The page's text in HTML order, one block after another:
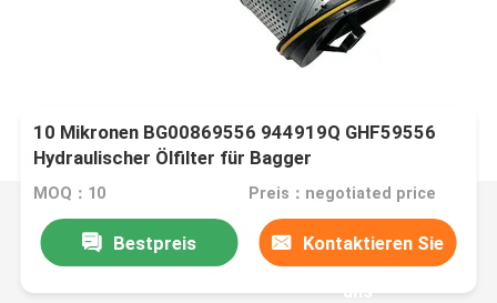
10 Mikronen BG00869556 944919Q GHF59556
Hydraulischer Ölfilter für Bagger
MOQ：10 Preis：negotiated price
Bestpreis Kontaktieren Sie
uns